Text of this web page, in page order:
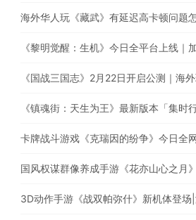
海外华人玩《藏武》有延迟高卡顿问题
《黎明觉醒：生机》今日全平台上线｜